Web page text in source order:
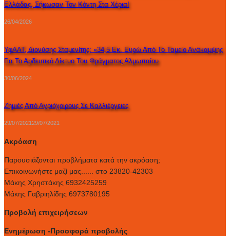
Ελλάδας, Σήκωσαν Τον Κόντη Στα Χέρια!
26/04/2026
ΥφΑΑΤ, Διονύσης Σταμενίτης: «34,5 Εκ. Ευρώ Από Το Ταμείο Ανάκαμψης
Για Το Αρδευτικό Δίκτυο Του Φράγματος Αλμωπαίου
30/06/2024
Ζημιές Από Αγριόχοιρους Σε Καλλιέργειες
29/07/202129/07/2021
Ακρόαση
Παρουσιάζονται προβλήματα κατά την ακρόαση;
Επικοινωνήστε μαζί μας...... στο 23820-42303
Μάκης Χρηστάκης 6932425259
Μάκης Γαβριηλίδης 6973780195
Προβολή επιχειρήσεων
Ενημέρωση -Προσφορά προβολής